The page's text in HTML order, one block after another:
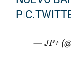
— JP+